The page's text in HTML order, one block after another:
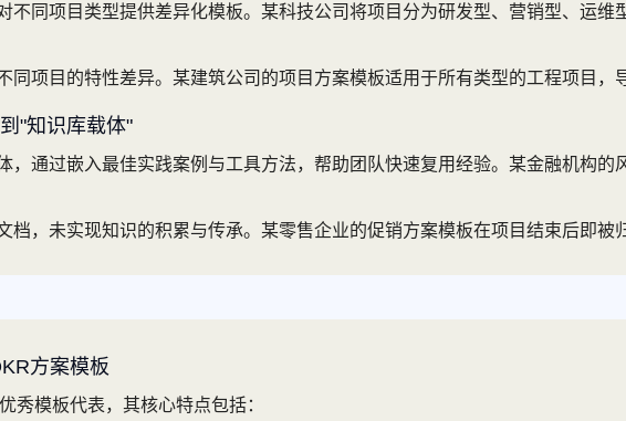
不同项目类型提供差异化模板。某科技公司将项目分为研发型、营销型、运
同项目的特性差异。某建筑公司的项目方案模板适用于所有类型的工程项目，
"知识库载体"
，通过嵌入最佳实践案例与工具方法，帮助团队快速复用经验。某金融机构
档，未实现知识的积累与传承。某零售企业的促销方案模板在项目结束后即被
方案模板
秀模板代表，其核心特点包括：